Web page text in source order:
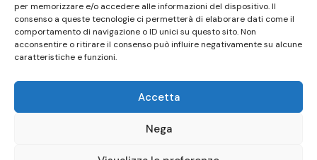
per memorizzare e/o accedere alle informazioni del dispositivo. Il
consenso a queste tecnologie ci permetterà di elaborare dati come il
comportamento di navigazione o ID unici su questo sito. Non
acconsentire o ritirare il consenso può influire negativamente su alcune
caratteristiche e funzioni.
Accetta
Nega
popolare italiana
Firenze - SEO BY SIMONE ROMPIETTI SR WEB